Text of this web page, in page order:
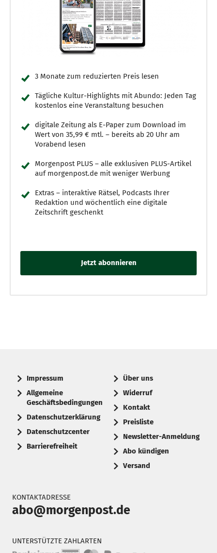
3 Monate zum reduzierten Preis lesen
Tägliche Kultur-Highlights mit Abundo: Jeden Tag
kostenlos eine Veranstaltung besuchen
digitale Zeitung als E-Paper zum Download im
Wert von 35,99 € mtl. – bereits ab 20 Uhr am
Vorabend lesen
Morgenpost PLUS – alle exklusiven PLUS-Artikel
auf morgenpost.de mit weniger Werbung
Extras – interaktive Rätsel, Podcasts Ihrer
Redaktion und wöchentlich eine digitale
Zeitschrift geschenkt
Impressum
Allgemeine
Geschäftsbedingungen
Datenschutzerklärung
Datenschutzcenter
Barrierefreiheit
Über uns
Widerruf
Kontakt
Preisliste
Newsletter-Anmeldung
Abo kündigen
Versand
KONTAKTADRESSE
abo@morgenpost.de
UNTERSTÜTZTE ZAHLARTEN